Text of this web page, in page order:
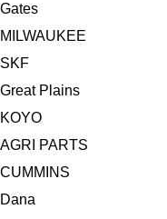
Gates
MILWAUKEE
SKF
Great Plains
KOYO
AGRI PARTS
CUMMINS
Dana